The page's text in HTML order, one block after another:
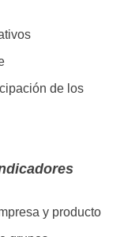
de los
y producto